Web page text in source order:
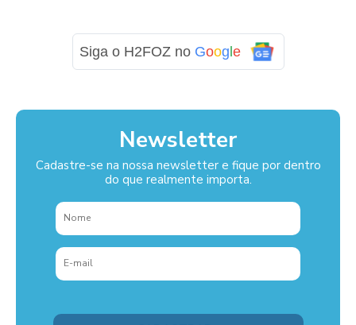
Siga o H2FOZ no Goog e
Newsletter
Cadastre-se na nossa newsletter e fique por dentro
do que realmente importa.